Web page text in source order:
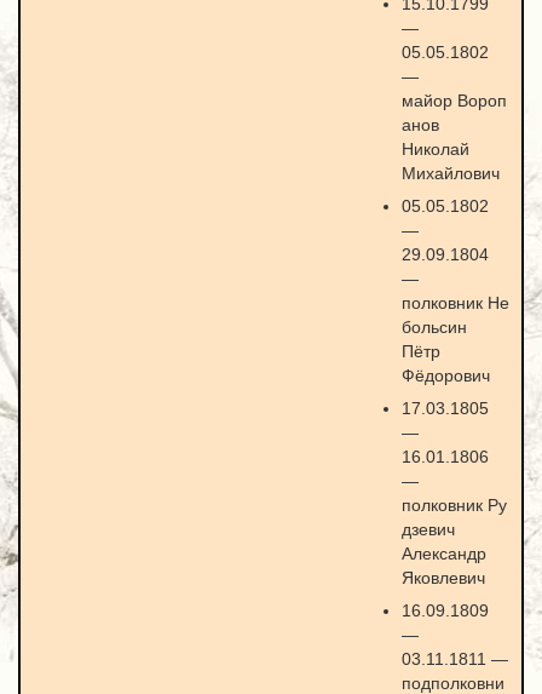
—
05.05.1802
—
майор Вороп
анов
Николай
Михайлович
05.05.1802
—
29.09.1804
—
полковник Не
больсин
Пётр
Фёдорович
17.03.1805
—
16.01.1806
—
полковник Ру
дзевич
Александр
Яковлевич
16.09.1809
—
03.11.1811 —
подполковни